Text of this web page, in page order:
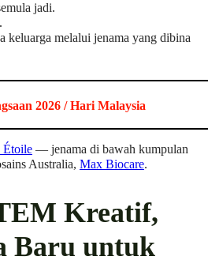
jadi.
keluarga melalui jenama yang dibina
2026 / Hari Malaysia
— jenama di bawah kumpulan
Australia, Max Biocare.
Kreatif,
Baru untuk